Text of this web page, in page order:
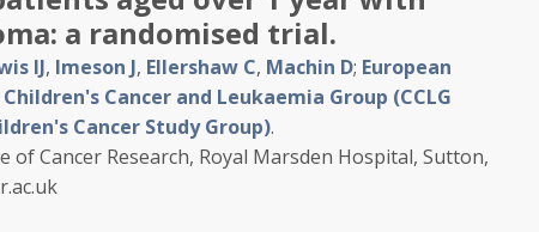
a randomised trial.
IJ, Imeson J, Ellershaw C, Machin D; European
Children's Cancer and Leukaemia Group (CCLG
Cancer Study Group).
Cancer Research, Royal Marsden Hospital, Sutton,